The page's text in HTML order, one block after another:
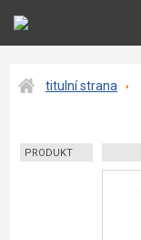
titulní strana
PRODUKT